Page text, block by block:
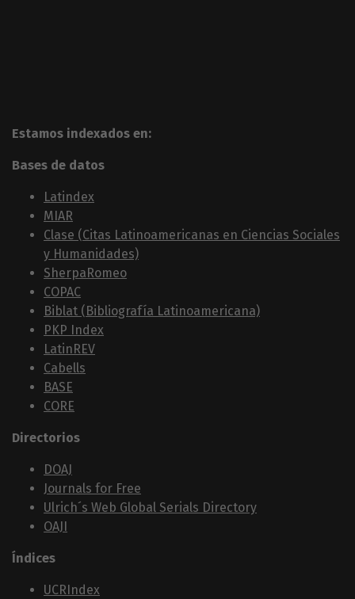
Estamos indexados en:
Bases de datos
Latindex
MIAR
Clase (Citas Latinoamericanas en Ciencias Sociales
y Humanidades)
SherpaRomeo
COPAC
Biblat (Bibliografía Latinoamericana)
PKP Index
LatinREV
Cabells
BASE
CORE
Directorios
DOAJ
Journals for Free
Ulrich´s Web Global Serials Directory
OAJI
Índices
UCRIndex